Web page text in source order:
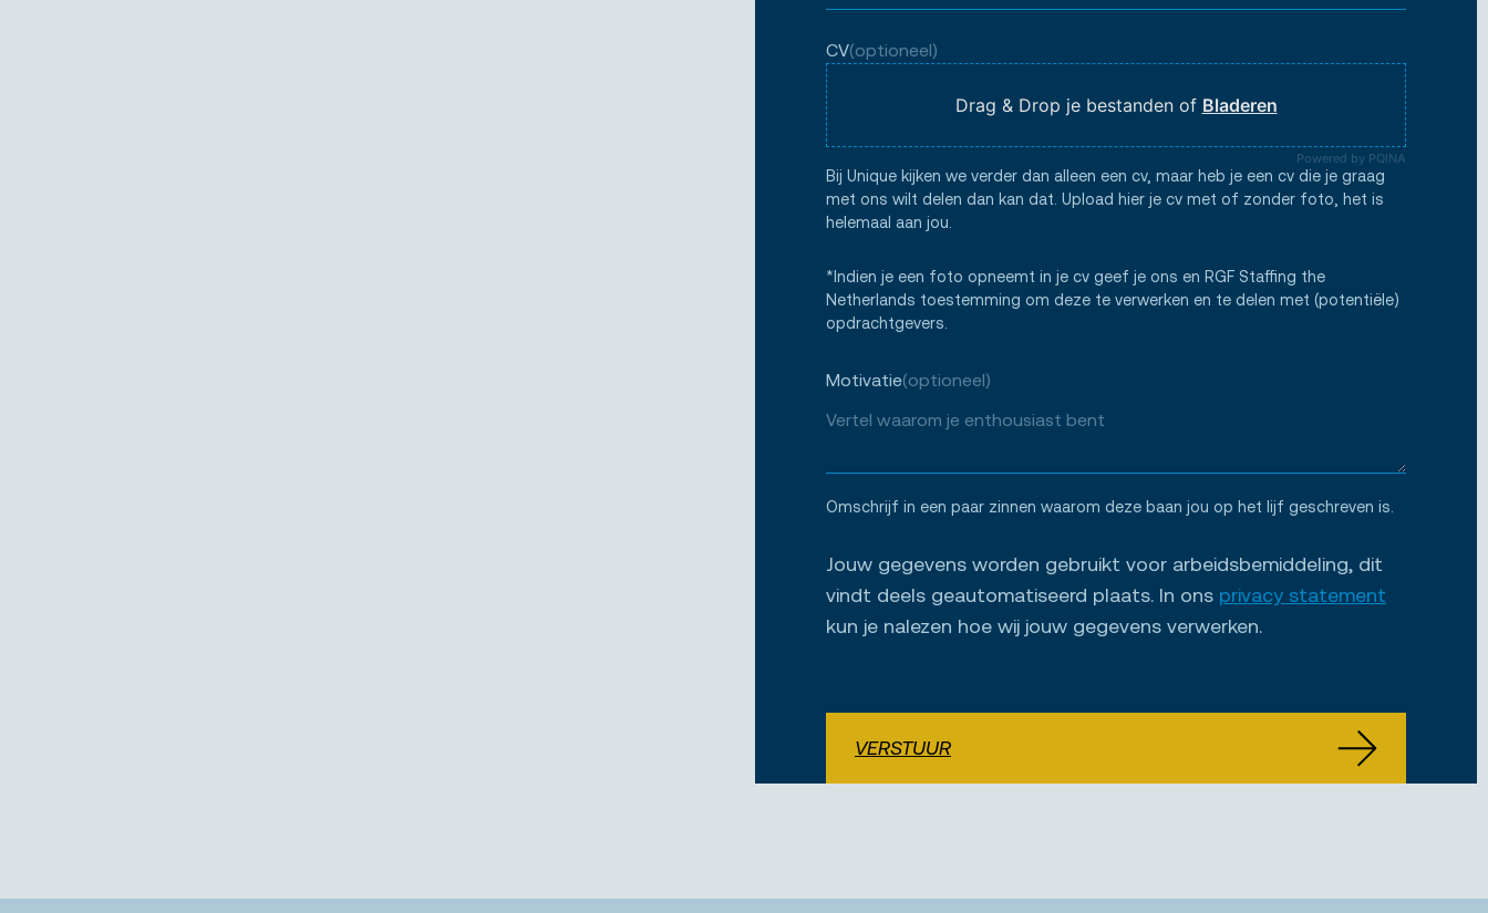
CV(optioneel)
Powered by PQINA
Drag & Drop je bestanden of Bladeren
Bij Unique kijken we verder dan alleen een cv, maar heb je een cv die je graag
met ons wilt delen dan kan dat. Upload hier je cv met of zonder foto, het is
helemaal aan jou.
*Indien je een foto opneemt in je cv geef je ons en RGF Staffing the
Netherlands toestemming om deze te verwerken en te delen met (potentiële)
opdrachtgevers.
Motivatie(optioneel)
Omschrijf in een paar zinnen waarom deze baan jou op het lijf geschreven is.
Jouw gegevens worden gebruikt voor arbeidsbemiddeling, dit
vindt deels geautomatiseerd plaats. In ons privacy statement
kun je nalezen hoe wij jouw gegevens verwerken.
VERSTUUR